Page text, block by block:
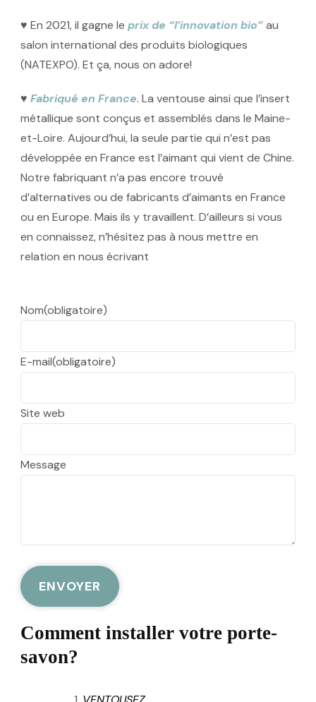
♥ En 2021, il gagne le prix de “l’innovation bio”au
salon international des produits biologiques
(NATEXPO). Et ça, nous on adore!
♥ Fabriqué en France. La ventouse ainsi que l’insert
métallique sont conçus et assemblés dans le Maine-
et-Loire. Aujourd’hui, la seule partie qui n’est pas
développée en France est l’aimant qui vient de Chine.
Notre fabriquant n’a pas encore trouvé
d’alternatives ou de fabricants d’aimants en France
ou en Europe. Mais ils y travaillent. D’ailleurs si vous
en connaissez, n’hésitez pas à nous mettre en
relation en nous écrivant
Nom(obligatoire)
E-mail(obligatoire)
Site web
Message
ENVOYER
Comment installer votre porte-
savon?